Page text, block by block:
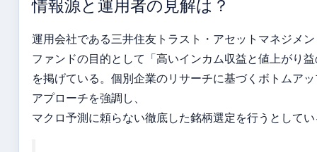
情報源と運用者の見解は？
運用会社である三井住友トラスト・アセットマネジメ
ファンドの目的として「高いインカム収益と値上がり
を掲げている。個別企業のリサーチに基づくボトムア
アプローチを強調し、
マクロ予測に頼らない徹底した銘柄選定を行うとして